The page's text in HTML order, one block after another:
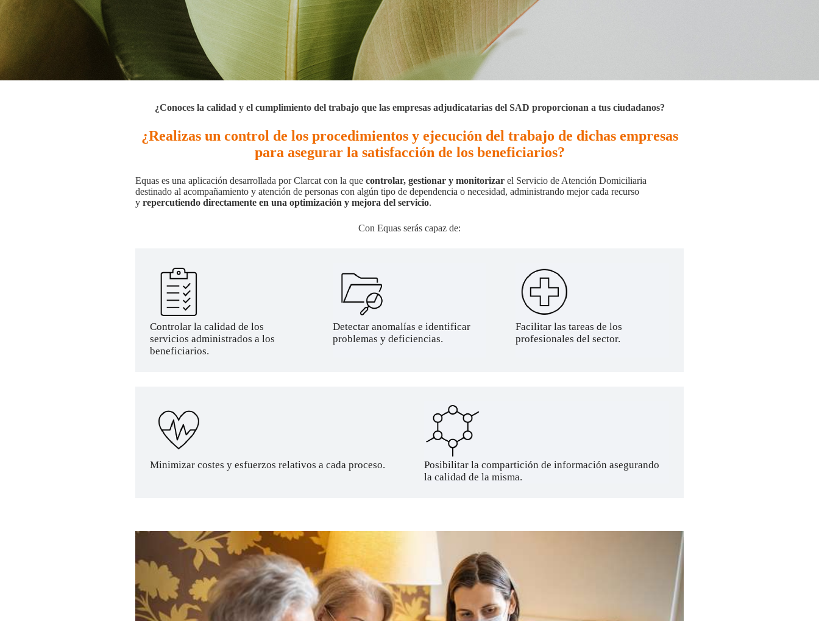
¿Conoces la calidad y el cumplimiento del trabajo que las empresas adjudicatarias del SAD proporcionan a tus ciudadanos?
¿Realizas un control de los procedimientos y ejecución del trabajo de dichas empresas
para asegurar la satisfacción de los beneficiarios?
Equas es una aplicación desarrollada por Clarcat con la que controlar, gestionar y monitorizar el Servicio de Atención Domiciliaria
destinado al acompañamiento y atención de personas con algún tipo de dependencia o necesidad, administrando mejor cada recurso
y repercutiendo directamente en una optimización y mejora del servicio.
Con Equas serás capaz de:
Controlar la calidad de los
servicios administrados a los
beneficiarios.
Detectar anomalías e identificar
problemas y deficiencias.
Facilitar las tareas de los
profesionales del sector.
Minimizar costes y esfuerzos relativos a cada proceso.
Posibilitar la compartición de información asegurando
la calidad de la misma.